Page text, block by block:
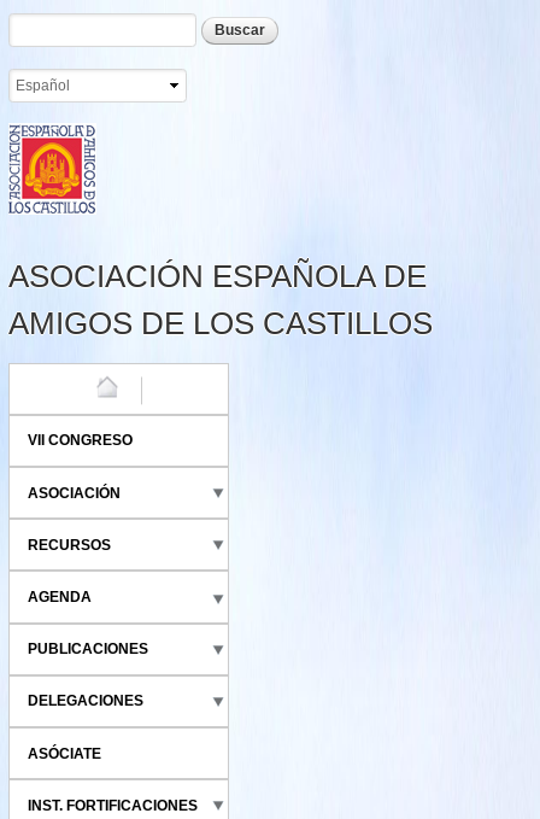
Pasar al
contenido
Formulario de búsqueda
Buscar
ASOCIACIÓN ESPAÑOLA DE
AMIGOS DE LOS CASTILLOS
VII CONGRESO
ASOCIACIÓN
RECURSOS
AGENDA
PUBLICACIONES
DELEGACIONES
ASÓCIATE
INST. FORTIFICACIONES